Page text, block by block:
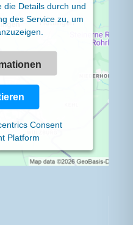
die Details durch und
des Service zu, um
Consent
Platform